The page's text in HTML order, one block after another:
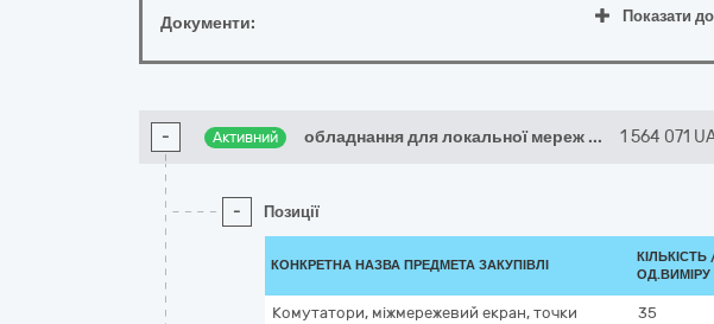
Документи:
Показати
- Активний обладнання для локальної мереж ... 1 564 071
- Позиції
КОНКРЕТНА НАЗВА ПРЕДМЕТА ЗАКУПІВЛІ
КІЛЬКІСТЬ
ОД.ВИМІРУ
Комутатори, міжмережевий екран, точки
35